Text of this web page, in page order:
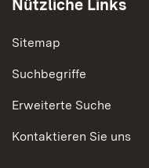
Nützliche Links
Sitemap
Suchbegriffe
Erweiterte Suche
Kontaktieren Sie uns